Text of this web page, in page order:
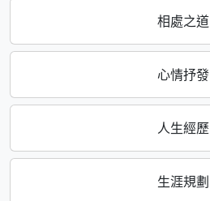
相處之道
心情抒發
人生經歷
生涯規劃